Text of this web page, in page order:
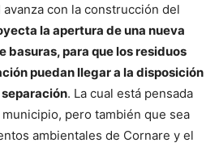
con la construcción del
la apertura de una nueva
basuras, para que los residuos
puedan llegar a la disposición
. La cual está pensada
pero también que sea
ambientales de Cornare y el